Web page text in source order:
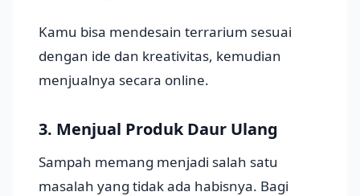
Kamu bisa mendesain terrarium sesuai
dengan ide dan kreativitas, kemudian
menjualnya secara online.
3. Menjual Produk Daur Ulang
Sampah memang menjadi salah satu
masalah yang tidak ada habisnya. Bagi